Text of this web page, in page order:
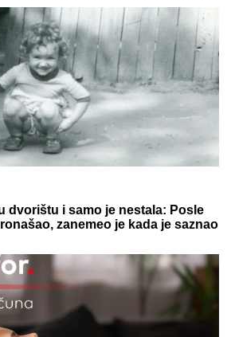
dvorištu i samo je nestala: Posle
zanemeo je kada je saznao